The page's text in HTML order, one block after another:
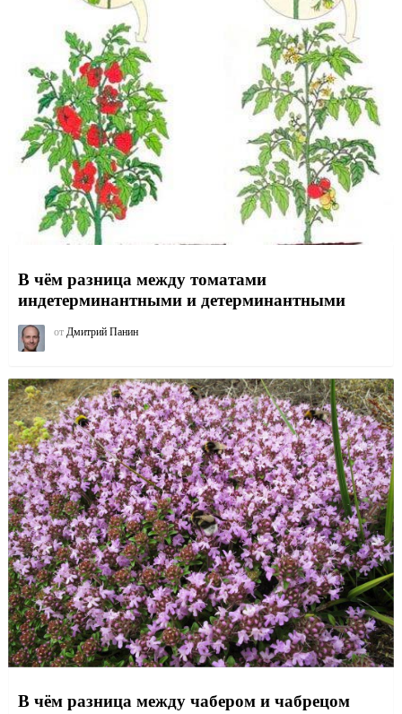
В чём разница между томатами
индетерминантными и детерминантными
от Дмитрий Панин
В чём разница между чабером и чабрецом